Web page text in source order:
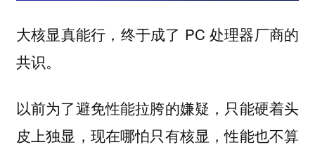
大核显真能行，终于成了 PC 处理器厂商的
共识。
以前为了避免性能拉胯的嫌疑，只能硬着头
皮上独显，现在哪怕只有核显，性能也不算